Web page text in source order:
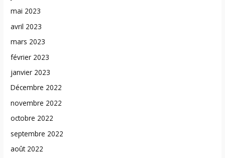
mai 2023
avril 2023
mars 2023
février 2023
janvier 2023
Décembre 2022
novembre 2022
octobre 2022
septembre 2022
août 2022